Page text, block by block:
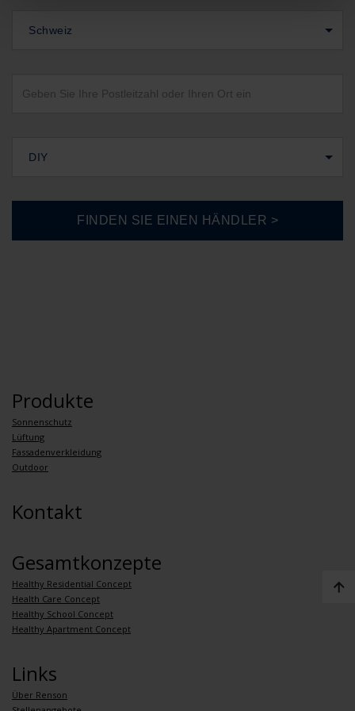
Schweiz
DIY
Produkte
Sonnenschutz
Lüftung
Fassadenverkleidung
Outdoor
Kontakt
Gesamtkonzepte
Healthy Residential Concept
Health Care Concept
Healthy School Concept
Healthy Apartment Concept
Links
Über Renson